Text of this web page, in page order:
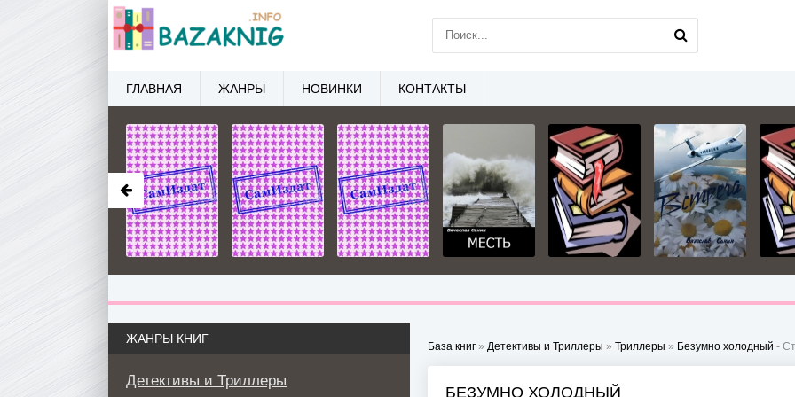
База книг » Детективы и Триллеры » Триллеры » Безумно холодный -
БЕЗУМНО ХОЛОДНЫЙ
ЖАНРЫ КНИГ
Детективы и Триллеры
ГЛАВНАЯ ЖАНРЫ НОВИНКИ КОНТАКТЫ